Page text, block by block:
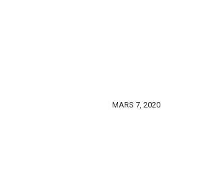
MARS 7, 2020